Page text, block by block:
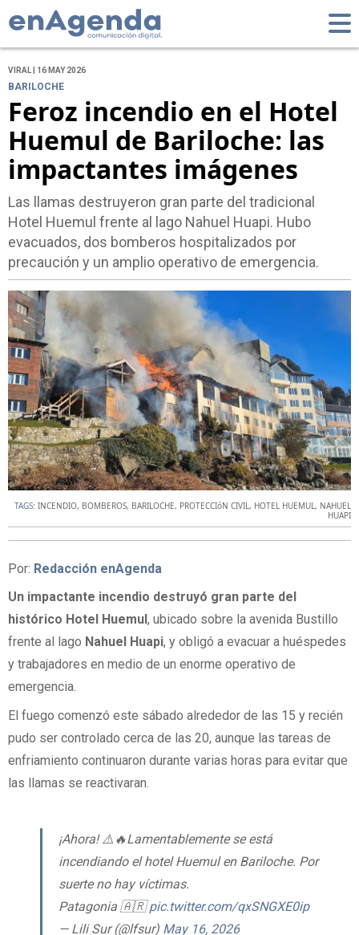
VIRAL | 16 MAY 2026
BARILOCHE
Feroz incendio en el Hotel
Huemul de Bariloche: las
impactantes imágenes
Las llamas destruyeron gran parte del tradicional
Hotel Huemul frente al lago Nahuel Huapi. Hubo
evacuados, dos bomberos hospitalizados por
precaución y un amplio operativo de emergencia.
TAGS: INCENDIO, BOMBEROS, BARILOCHE, PROTECCIóN CIVIL, HOTEL HUEMUL, NAHUEL
HUAPI
Por: Redacción enAgenda
Un impactante incendio destruyó gran parte del
histórico Hotel Huemul , ubicado sobre la avenida Bustillo
frente al lago Nahuel Huapi, y obligó a evacuar a huéspedes
y trabajadores en medio de un enorme operativo de
emergencia.
El fuego comenzó este sábado alrededor de las 15 y recién
pudo ser controlado cerca de las 20, aunque las tareas de
enfriamiento continuaron durante varias horas para evitar que
las llamas se reactivaran.
¡Ahora! ⚠️🔥Lamentablemente se está
incendiando el hotel Huemul en Bariloche. Por
suerte no hay víctimas.
Patagonia 🇦🇷pic.twitter.com/qxSNGXE0ip
— Lili Sur (@lfsur) May 16, 2026